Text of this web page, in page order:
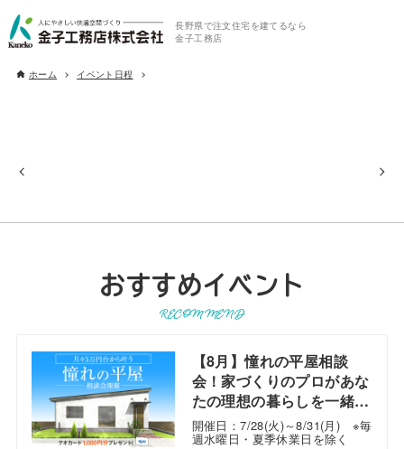
長野県で注文住宅を建てるなら
金子工務店
ホーム イベント日程
おすすめイベント
RECOMMEND
【8月】憧れの平屋相談
会！家づくりのプロがあな
たの理想の暮らしを一緒に
考えます！
開催日：7/28(火)～8/31(月) ※毎
週水曜日・夏季休業日を除く